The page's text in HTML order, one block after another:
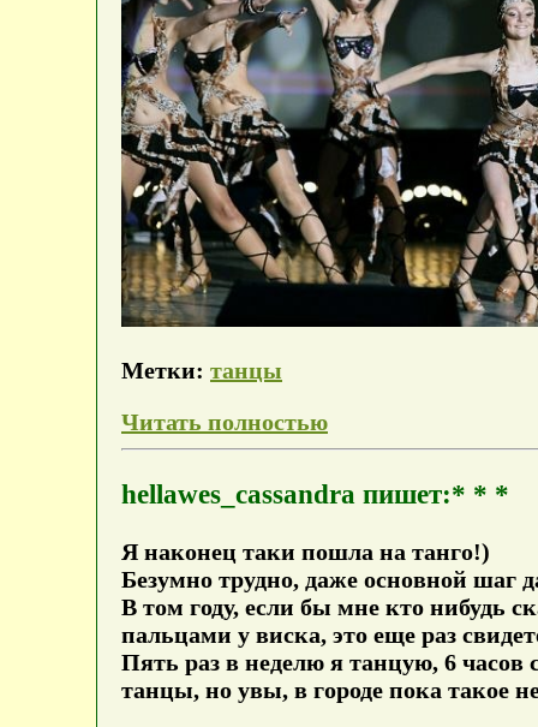
Метки: танцы
Читать полностью
hellawes_cassandra пишет:* * *
Я наконец таки пошла на танго!)
Безумно трудно, даже основной шаг
В том году, если бы мне кто нибудь
пальцами у виска, это еще раз
Пять раз в неделю я танцую, 6 часов
танцы, но увы, в городе пока такое